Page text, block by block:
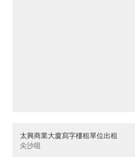
太興商業大廈寫字樓租單位出租
尖沙咀